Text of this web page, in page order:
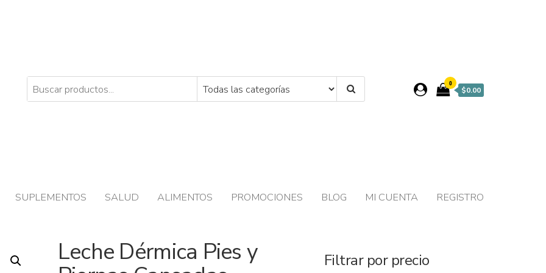
0
$0.00
SUPLEMENTOS SALUD ALIMENTOS PROMOCIONES BLOG MI CUENTA REGISTRO
Leche Dérmica Pies y
Filtrar por precio